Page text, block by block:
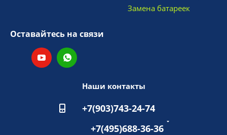
Замена батареек
Оставайтесь на связи
Наши контакты
+7(903)743-24-74
+7(495)688-36-36